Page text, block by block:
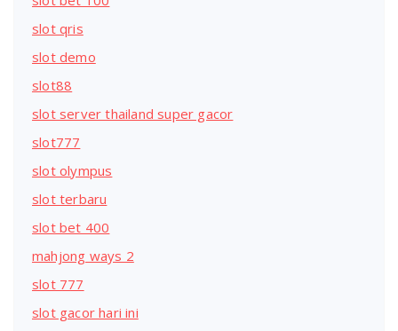
slot qris
slot demo
slot88
slot server thailand super gacor
slot777
slot olympus
slot terbaru
slot bet 400
mahjong ways 2
slot 777
slot gacor hari ini